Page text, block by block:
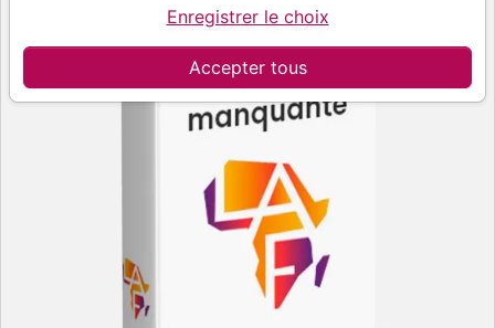
Accepter tous
Enregistrer le choix